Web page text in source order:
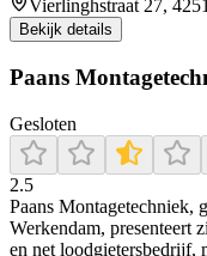
Vierlinghstraat 27,
Bekijk details
Paans
Gesloten
2.5
Paans Montagetechniek,
Werkendam, presenteert
en net loodgietersbedrijf,